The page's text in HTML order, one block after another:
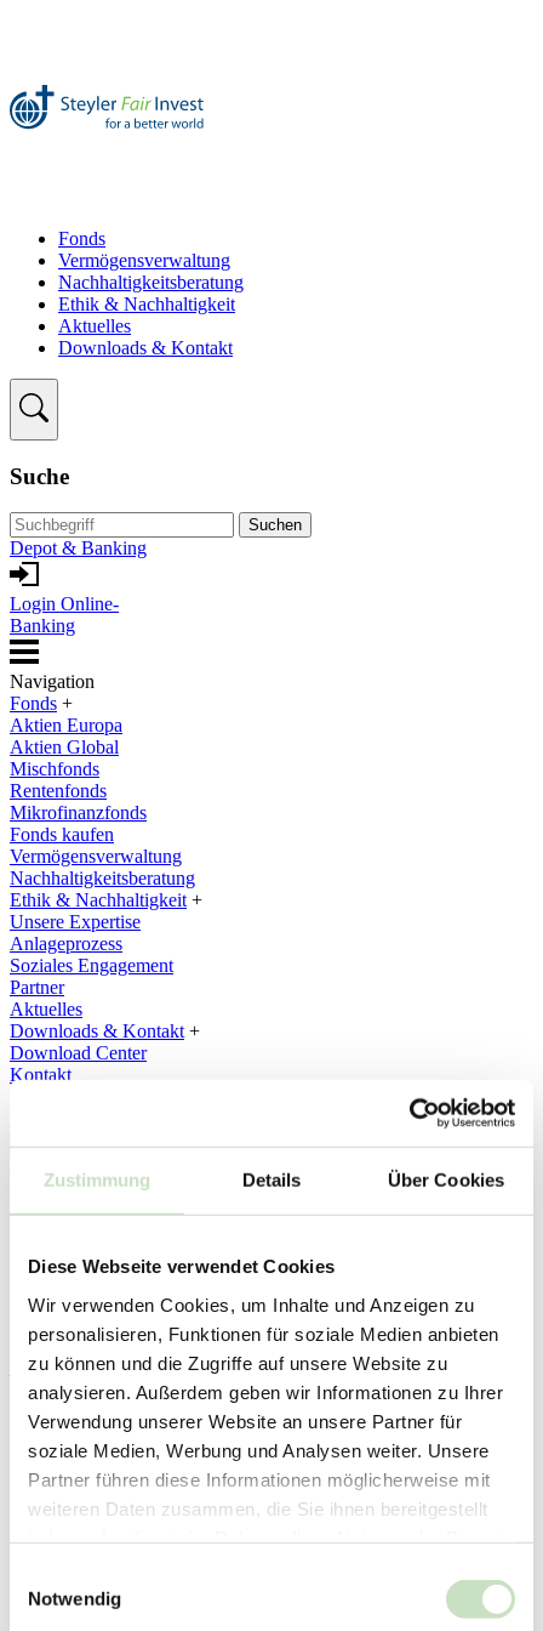
Zustimmung Details Über Cookies
Diese Webseite verwendet Cookies
Wir verwenden Cookies, um Inhalte und Anzeigen zu
personalisieren, Funktionen für soziale Medien anbieten
zu können und die Zugriffe auf unsere Website zu
analysieren. Außerdem geben wir Informationen zu Ihrer
Verwendung unserer Website an unsere Partner für
soziale Medien, Werbung und Analysen weiter. Unsere
Partner führen diese Informationen möglicherweise mit
weiteren Daten zusammen, die Sie ihnen bereitgestellt
Notwendig
Fonds
Vermögensverwaltung
Nachhaltigkeitsberatung
Ethik & Nachhaltigkeit
Aktuelles
Downloads & Kontakt
Suche
Suchen
Depot & Banking
Login Online-
Banking
Navigation
Fonds +
Aktien Europa
Aktien Global
Mischfonds
Rentenfonds
Mikrofinanzfonds
Fonds kaufen
Vermögensverwaltung
Nachhaltigkeitsberatung
Ethik & Nachhaltigkeit +
Unsere Expertise
Anlageprozess
Soziales Engagement
Partner
Aktuelles
Downloads & Kontakt +
Download Center
Kontakt
Suchen
11.06.2026
da!
Expertenwissen zu Wertpapier-Investments und Nachhaltigkeit
– dafür steht unser jährlich erscheinender
Nachhaltigkeitsreport. Jetzt ist die Ausgabe 2026 online
verfügbar. Fondsberater Alexander Mozer schreibt, warum er
künstliche Intelligenz als Chance und Verpflichtung betrachtet.
Dazu erfahren Sie, welche Potenziale für Anlegerinnen und
Anleger jenseits der Wall Street schlummern. Außerdem werfen
wir einen Blick auf das Engagement der Steyer Missionare für
Der Steyler Nachhaltigkeitsreport 2026
der